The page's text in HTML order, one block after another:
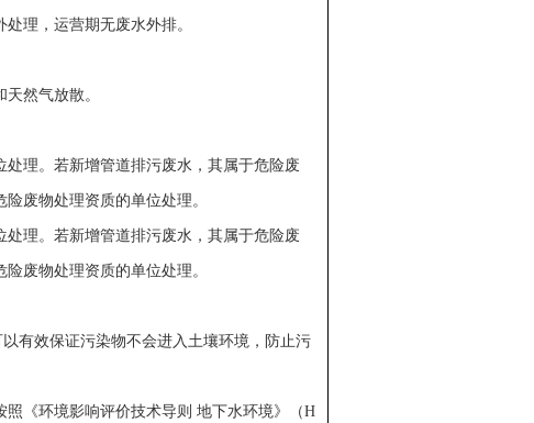
理，运营期无废水外排。
然气放散。
理。若新增管道排污废水，其属于危险废
废物处理资质的单位处理。
理。若新增管道排污废水，其属于危险废
废物处理资质的单位处理。
有效保证污染物不会进入土壤环境，防止污
《环境影响评价技术导则 地下水环境》（H